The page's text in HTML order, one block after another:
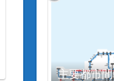
主要都市